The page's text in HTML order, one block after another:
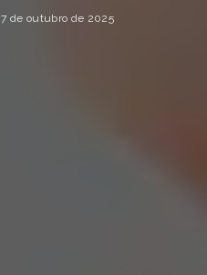
7 de outubro de 2025